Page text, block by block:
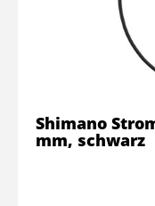
Shimano
mm, schwarz